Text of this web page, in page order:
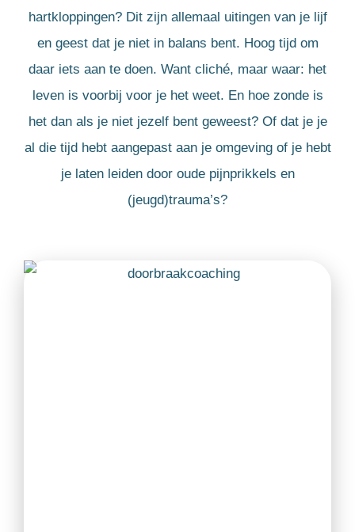
hartkloppingen? Dit zijn allemaal uitingen van je lijf
en geest dat je niet in balans bent. Hoog tijd om
daar iets aan te doen. Want cliché, maar waar: het
leven is voorbij voor je het weet. En hoe zonde is
het dan als je niet jezelf bent geweest? Of dat je je
al die tijd hebt aangepast aan je omgeving of je hebt
je laten leiden door oude pijnprikkels en
(jeugd)trauma’s?